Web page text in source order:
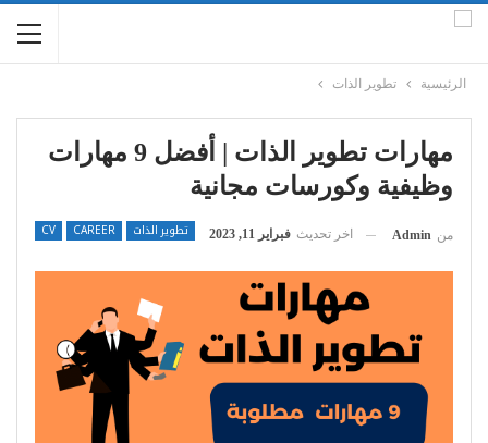
الرئيسية تطوير الذات
مهارات تطوير الذات | أفضل 9 مهارات
وظيفية وكورسات مجانية
تطوير الذات CAREER
CV من Admin اخر تحديث فبراير 11, 2023